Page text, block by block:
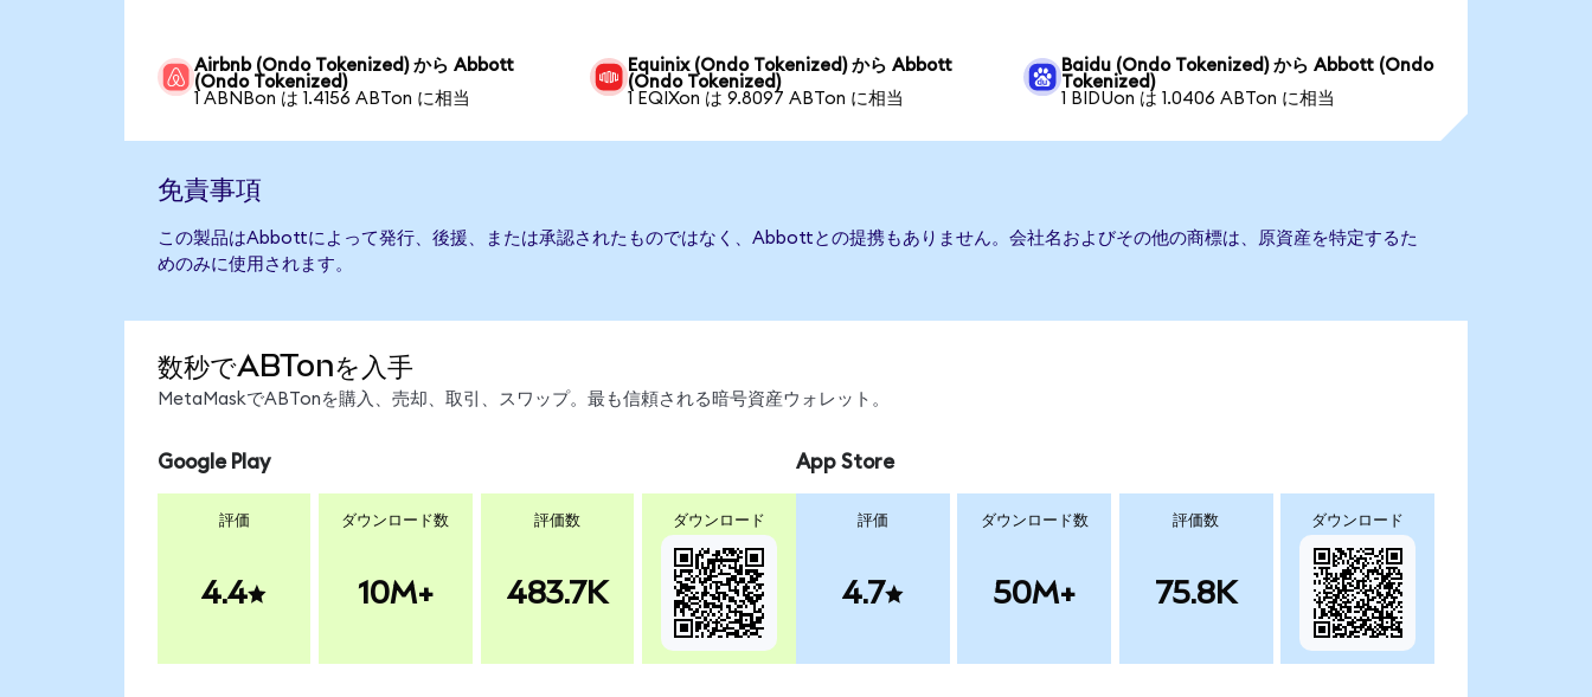
Airbnb (Ondo Tokenized) から Abbott
(Ondo Tokenized)
1 ABNBon は 1.4156 ABTon に相当
Equinix (Ondo Tokenized) から Abbott
(Ondo Tokenized)
1 EQIXon は 9.8097 ABTon に相当
Baidu (Ondo Tokenized) から Abbott (Ondo
Tokenized)
1 BIDUon は 1.0406 ABTon に相当
免責事項
この製品はAbbottによって発行、後援、または承認されたものではなく、Abbottとの提携もありません。会社名およびその他の商標は、原資産を特定するた
めのみに使用されます。
数秒でABTonを入手
MetaMaskでABTonを購入、売却、取引、スワップ。最も信頼される暗号資産ウォレット。
Google Play
評価
4.4
ダウンロード数
10M+
評価数
483.7K
ダウンロード
App Store
評価
4.7
ダウンロード数
50M+
評価数
75.8K
ダウンロード